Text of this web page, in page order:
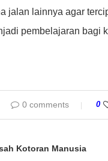
jalan lainnya agar
pembelajaran bagi
0 comments 0
Kotoran Manusia